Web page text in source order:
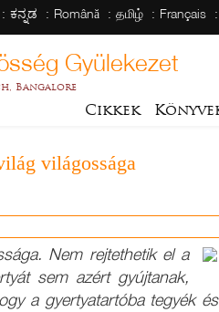
ಕನ್ನಡ Română தமிழ் Français
Gyülekezet
Bangalore
Cikkek
világossága
Nem rejtethetik el a
sem azért gyújtanak,
a gyertyatartóba tegyék